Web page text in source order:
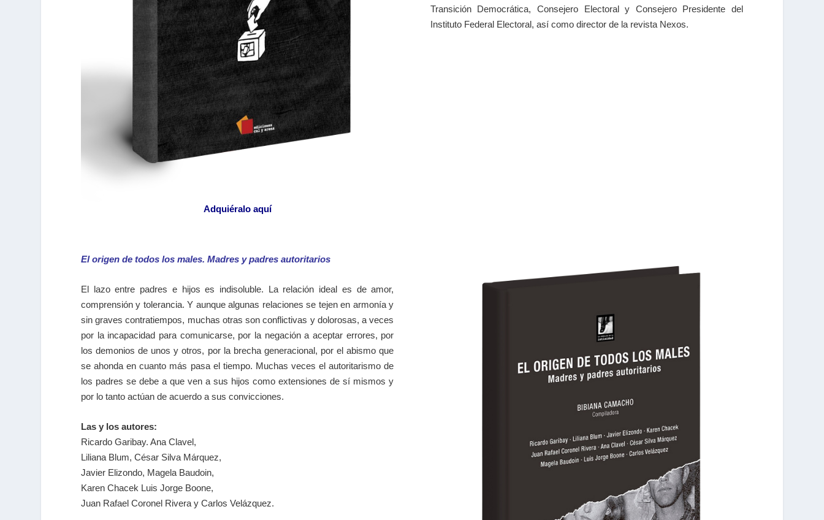
Adquiéralo aquí
Transición Democrática, Consejero Electoral y Consejero Presidente del
Instituto Federal Electoral, así como director de la revista Nexos.
El origen de todos los males. Madres y padres autoritarios
El lazo entre padres e hijos es indisoluble. La relación ideal es de amor,
comprensión y tolerancia. Y aunque algunas relaciones se tejen en armonía y
sin graves contratiempos, muchas otras son conflictivas y dolorosas, a veces
por la incapacidad para comunicarse, por la negación a aceptar errores, por
los demonios de unos y otros, por la brecha generacional, por el abismo que
se ahonda en cuanto más pasa el tiempo. Muchas veces el autoritarismo de
los padres se debe a que ven a sus hijos como extensiones de sí mismos y
por lo tanto actúan de acuerdo a sus convicciones.
Las y los autores:
Ricardo Garibay. Ana Clavel,
Liliana Blum, César Silva Márquez,
Javier Elizondo, Magela Baudoin,
Karen Chacek Luis Jorge Boone,
Juan Rafael Coronel Rivera y Carlos Velázquez.